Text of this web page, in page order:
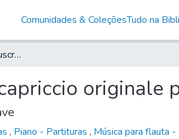
Comunidades & ColeçõesTudo na
La Gioia [música] : [manuscrito] capriccio originale per flauto e piano
originale
, Piano - Partituras , Música para flauta